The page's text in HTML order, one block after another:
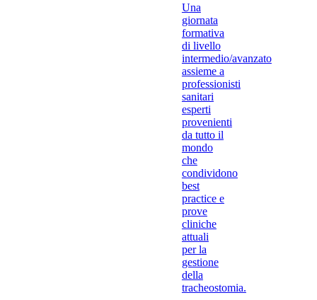
Una
giornata
formativa
di livello
intermedio/avanzato
assieme a
professionisti
sanitari
esperti
provenienti
da tutto il
mondo
che
condividono
best
practice e
prove
cliniche
attuali
per la
gestione
della
tracheostomia.